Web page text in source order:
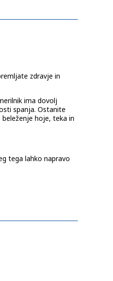
zdravje in
ima dovolj
spanja. Ostanite
hoje, teka in
tega lahko napravo